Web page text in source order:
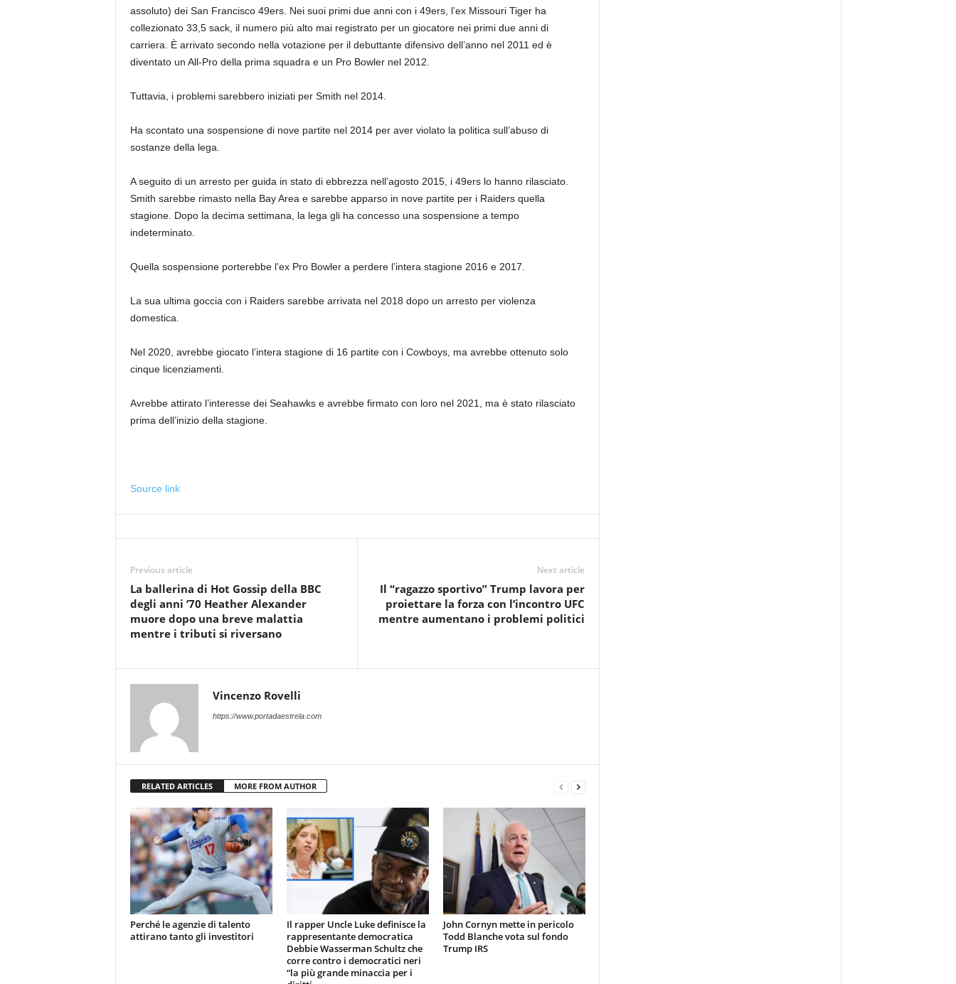
assoluto) dei San Francisco 49ers. Nei suoi primi due anni con i 49ers, l’ex Missouri Tiger ha
collezionato 33,5 sack, il numero più alto mai registrato per un giocatore nei primi due anni di
carriera. È arrivato secondo nella votazione per il debuttante difensivo dell’anno nel 2011 ed è
diventato un All-Pro della prima squadra e un Pro Bowler nel 2012.
Tuttavia, i problemi sarebbero iniziati per Smith nel 2014.
Ha scontato una sospensione di nove partite nel 2014 per aver violato la politica sull’abuso di
sostanze della lega.
A seguito di un arresto per guida in stato di ebbrezza nell’agosto 2015, i 49ers lo hanno rilasciato.
Smith sarebbe rimasto nella Bay Area e sarebbe apparso in nove partite per i Raiders quella
stagione. Dopo la decima settimana, la lega gli ha concesso una sospensione a tempo
indeterminato.
Quella sospensione porterebbe l’ex Pro Bowler a perdere l’intera stagione 2016 e 2017.
La sua ultima goccia con i Raiders sarebbe arrivata nel 2018 dopo un arresto per violenza
domestica.
Nel 2020, avrebbe giocato l’intera stagione di 16 partite con i Cowboys, ma avrebbe ottenuto solo
cinque licenziamenti.
Avrebbe attirato l’interesse dei Seahawks e avrebbe firmato con loro nel 2021, ma è stato rilasciato
prima dell’inizio della stagione.
Source link
Previous article
La ballerina di Hot Gossip della BBC
degli anni ’70 Heather Alexander
muore dopo una breve malattia
mentre i tributi si riversano
Next article
Il “ragazzo sportivo” Trump lavora per
proiettare la forza con l’incontro UFC
mentre aumentano i problemi politici
Vincenzo Rovelli
https://www.portadaestrela.com
RELATED ARTICLES MORE FROM AUTHOR
Perché le agenzie di talento
attirano tanto gli investitori
Il rapper Uncle Luke definisce la
rappresentante democratica
Debbie Wasserman Schultz che
corre contro i democratici neri
“la più grande minaccia per i
John Cornyn mette in pericolo
Todd Blanche vota sul fondo
Trump IRS